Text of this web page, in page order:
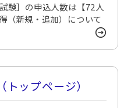
験］の申込人数は【72人
（新規・追加）について
ップページ）